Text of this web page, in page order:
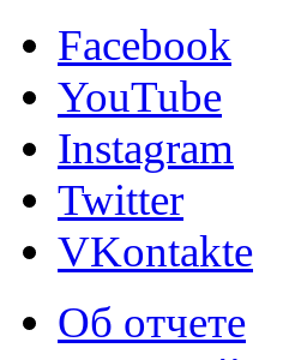
Facebook
YouTube
Instagram
Twitter
VKontakte
Об отчете